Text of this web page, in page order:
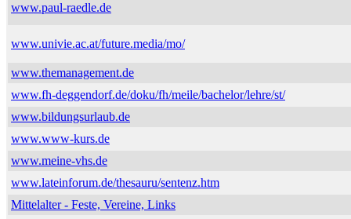
www.paul-raedle.de
www.univie.ac.at/future.media/mo/
www.themanagement.de
www.fh-deggendorf.de/doku/fh/meile/bachelor/lehre/st/
www.bildungsurlaub.de
www.www-kurs.de
www.meine-vhs.de
www.lateinforum.de/thesauru/sentenz.htm
Mittelalter - Feste, Vereine, Links